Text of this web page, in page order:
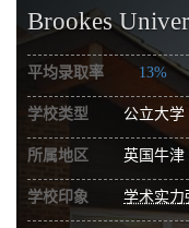
Brookes
平均录取率 13%
学校类型 公立大学
所属地区 英国牛津
学校印象 学术实力